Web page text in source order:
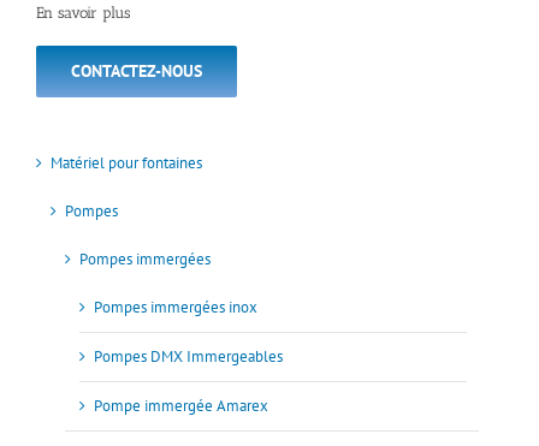
En savoir plus
CONTACTEZ-NOUS
Matériel pour fontaines
Pompes
Pompes immergées
Pompes immergées inox
Pompes DMX Immergeables
Pompe immergée Amarex